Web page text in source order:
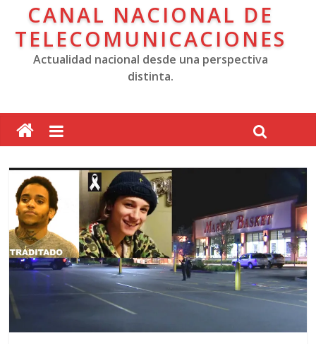
CANAL NACIONAL DE
TELECOMUNICACIONES
Actualidad nacional desde una perspectiva
distinta.